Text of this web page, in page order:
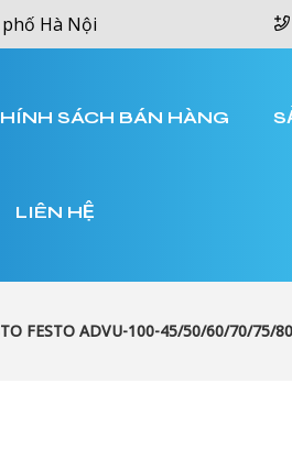
Hà Nội
SÁCH BÁN HÀNG
LIÊN HỆ
FESTO ADVU-100-45/50/60/70/75/